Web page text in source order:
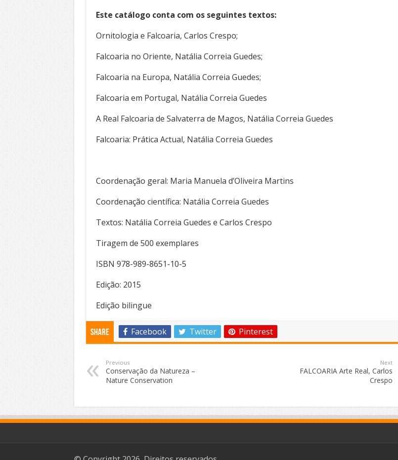
Este catálogo conta com os seguintes textos:
Ornitologia e Falcoaria, Carlos Crespo;
Falcoaria no Oriente, Natália Correia Guedes;
Falcoaria na Europa, Natália Correia Guedes;
Falcoaria em Portugal, Natália Correia Guedes
A Real Falcoaria de Salvaterra de Magos, Natália Correia Guedes
Falcoaria: Prática Actual, Natália Correia Guedes
Coordenação geral: Maria Manuela d’Oliveira Martins
Coordenação científica: Natália Correia Guedes
Textos: Natália Correia Guedes e Carlos Crespo
Tiragem de 500 exemplares
ISBN 978-989-8651-10-5
Edição: 2015
Edição bilingue
Share Facebook Twitter Pinterest
Previous
Conservação da Natureza –
Nature Conservation
Next
FALCOARIA Arte Real, Carlos
Crespo